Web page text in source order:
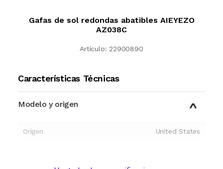
Gafas de sol redondas abatibles AIEYEZO
AZ038C
Artículo: 22900890
Características Técnicas
Modelo y origen
Origen United States